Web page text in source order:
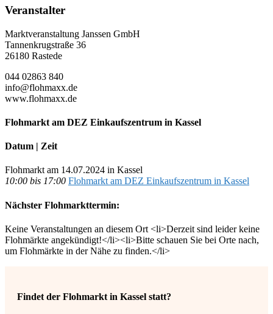
Veranstalter
Marktveranstaltung Janssen GmbH
Tannenkrugstraße 36
26180 Rastede
044 02863 840
info@flohmaxx.de
www.flohmaxx.de
Flohmarkt am DEZ Einkaufszentrum in Kassel
Datum | Zeit
Flohmarkt am 14.07.2024 in Kassel
10:00 bis 17:00 Flohmarkt am DEZ Einkaufszentrum in Kassel
Nächster Flohmarkttermin:
Keine Veranstaltungen an diesem Ort <li>Derzeit sind leider keine
Flohmärkte angekündigt!</li><li>Bitte schauen Sie bei Orte nach,
um Flohmärkte in der Nähe zu finden.</li>
Findet der Flohmarkt in Kassel statt?